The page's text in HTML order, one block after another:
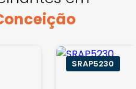
SRAP5230